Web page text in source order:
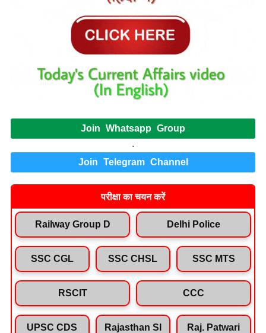
Join Whatsapp Group
.
Join Telegram Channel
परीक्षा का चयन करें
Railway Group D Delhi Police
SSC CGL SSC CHSL SSC MTS
RSCIT CCC
UPSC CDS Rajasthan SI Raj. Patwari